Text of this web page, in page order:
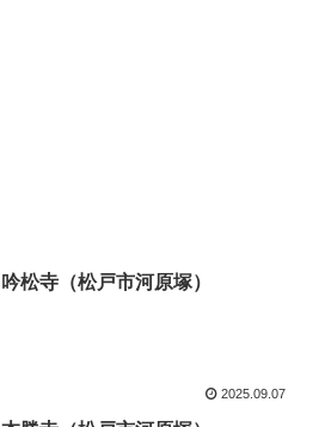
吟松寺（松戸市河原塚）
2025.09.07